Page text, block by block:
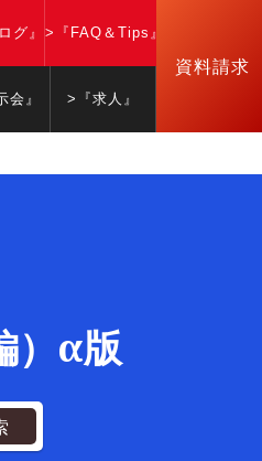
グ』 >『FAQ＆Tips』
会』 >『求人』
資料請求
）α版